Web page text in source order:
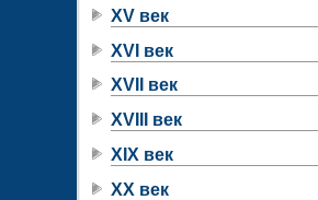
XV век
XVI век
XVII век
XVIII век
XIX век
XX век